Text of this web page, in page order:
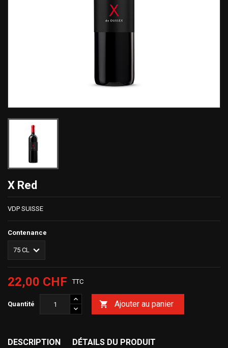
X Red
VDP SUISSE
Contenance
22,00 CHF TTC
Quantité  Ajouter au panier
DESCRIPTION DÉTAILS DU PRODUIT